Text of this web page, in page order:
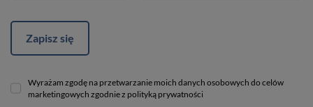
Zapisz się
Wyrażam zgodę na przetwarzanie moich danych osobowych do celów
marketingowych zgodnie z polityką prywatności